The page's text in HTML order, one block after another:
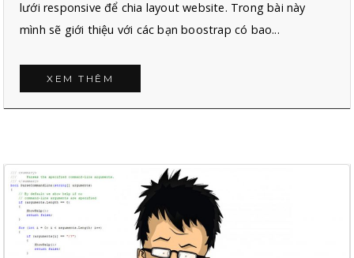
lưới responsive để chia layout website. Trong bài này
mình sẽ giới thiệu với các bạn boostrap có bao...
XEM THÊM